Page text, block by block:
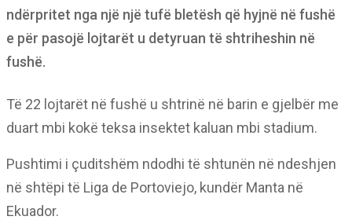
ndërpritet nga një një tufë bletësh që hyjnë në fushë
e për pasojë lojtarët u detyruan të shtriheshin në
fushë.
Të 22 lojtarët në fushë u shtrinë në barin e gjelbër me
duart mbi kokë teksa insektet kaluan mbi stadium.
Pushtimi i çuditshëm ndodhi të shtunën në ndeshjen
në shtëpi të Liga de Portoviejo, kundër Manta në
Ekuador.